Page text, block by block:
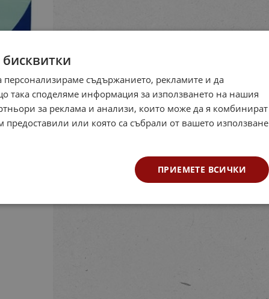
персонализираме съдържанието, рекламите и да
така споделяме информация за използването на нашия
за реклама и анализи, които може да я комбинират
предоставили или която са събрали от вашето използване
ПРИЕМЕТЕ ВСИЧКИ